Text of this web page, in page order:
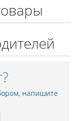
напишите